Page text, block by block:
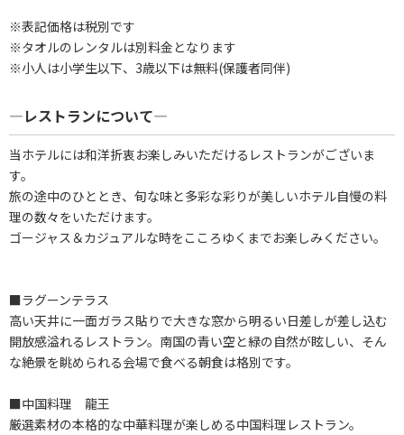
※表記価格は税別です
※タオルのレンタルは別料金となります
※小人は小学生以下、3歳以下は無料(保護者同伴)
―レストランについて―
当ホテルには和洋折衷お楽しみいただけるレストランがございま
す。
旅の途中のひととき、旬な味と多彩な彩りが美しいホテル自慢の料
理の数々をいただけます。
ゴージャス＆カジュアルな時をこころゆくまでお楽しみください。
■ラグーンテラス
高い天井に一面ガラス貼りで大きな窓から明るい日差しが差し込む
開放感溢れるレストラン。南国の青い空と緑の自然が眩しい、そん
な絶景を眺められる会場で食べる朝食は格別です。
■中国料理 龍王
厳選素材の本格的な中華料理が楽しめる中国料理レストラン。